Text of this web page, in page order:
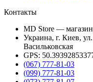
Контакты
MD Store — магазин
Украина, г. Киев,
Васильковская
GPS:
(067) 777-81-03
(099) 777-81-03